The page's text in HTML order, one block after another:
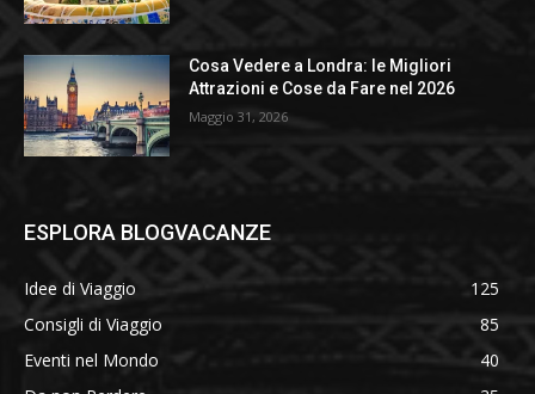
Cosa Vedere a Londra: le Migliori
Attrazioni e Cose da Fare nel 2026
Maggio 31, 2026
ESPLORA BLOGVACANZE
Idee di Viaggio
125
Consigli di Viaggio
85
Eventi nel Mondo
40